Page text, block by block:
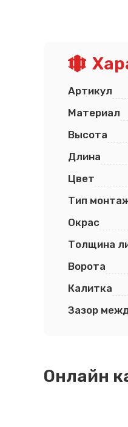
Артикул
Материал
Высота
Длина
Цвет
Тип
Окрас
Толщина
Ворота
Калитка
Зазор
Онлайн